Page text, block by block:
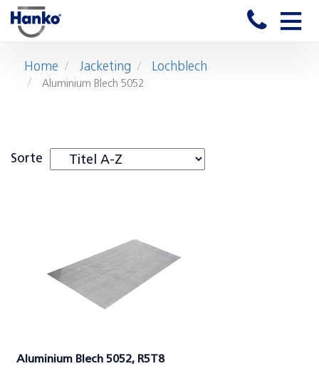
Toggle
Home Jacketing Lochblech
Aluminium Blech 5052
Sorte
Aluminium Blech 5052, R5T8